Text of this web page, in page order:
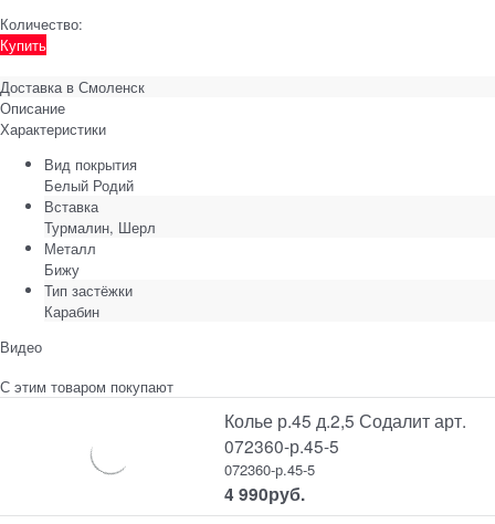
Количество:
Купить
Доставка в Смоленск
Описание
Характеристики
Вид покрытия
Белый Родий
Вставка
Турмалин, Шерл
Металл
Бижу
Тип застёжки
Карабин
Видео
С этим товаром покупают
Колье р.45 д.2,5 Содалит арт.
072360-р.45-5
072360-р.45-5
4 990руб.